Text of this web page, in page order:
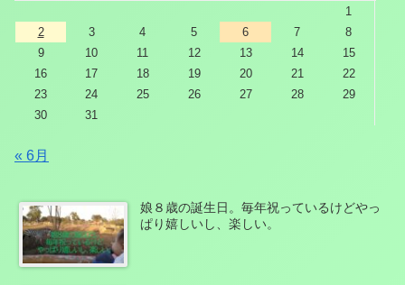
1
2
3 4 5 6 7
8
9
10 11 12 13 14
15
16
17 18 19 20 21
22
23
24 25 26 27 28
29
30
31
« 6月
娘８歳の誕生日。毎年祝っているけどやっ
ぱり嬉しいし、楽しい。